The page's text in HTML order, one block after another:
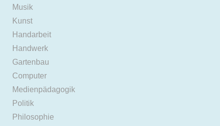
Musik
Kunst
Handarbeit
Handwerk
Gartenbau
Computer
Medienpädagogik
Politik
Philosophie